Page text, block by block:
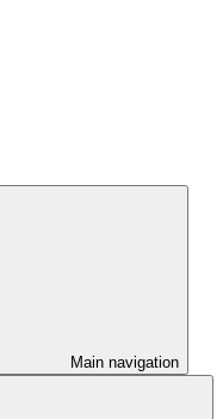
Main navigation